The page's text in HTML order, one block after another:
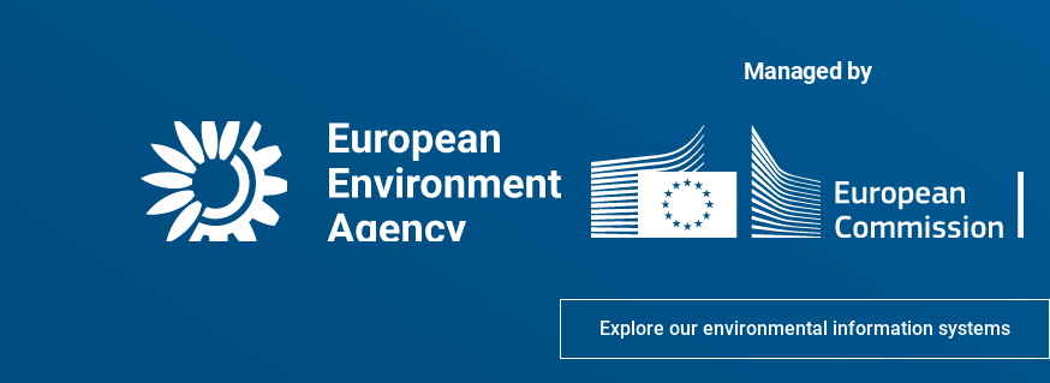
Managed by
Explore our environmental information systems